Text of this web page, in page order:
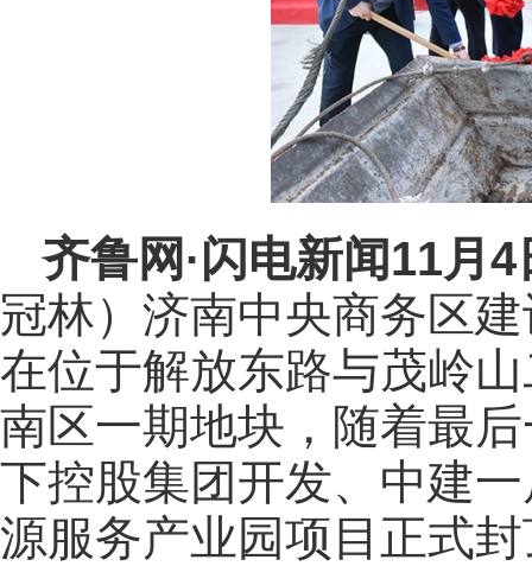
齐鲁网 ·闪电新闻11月4
冠林）济南中央商务区
在位于解放东路与茂岭
南区一期地块，随着最
下控股集团开发、中建
源服务产业园项目正式